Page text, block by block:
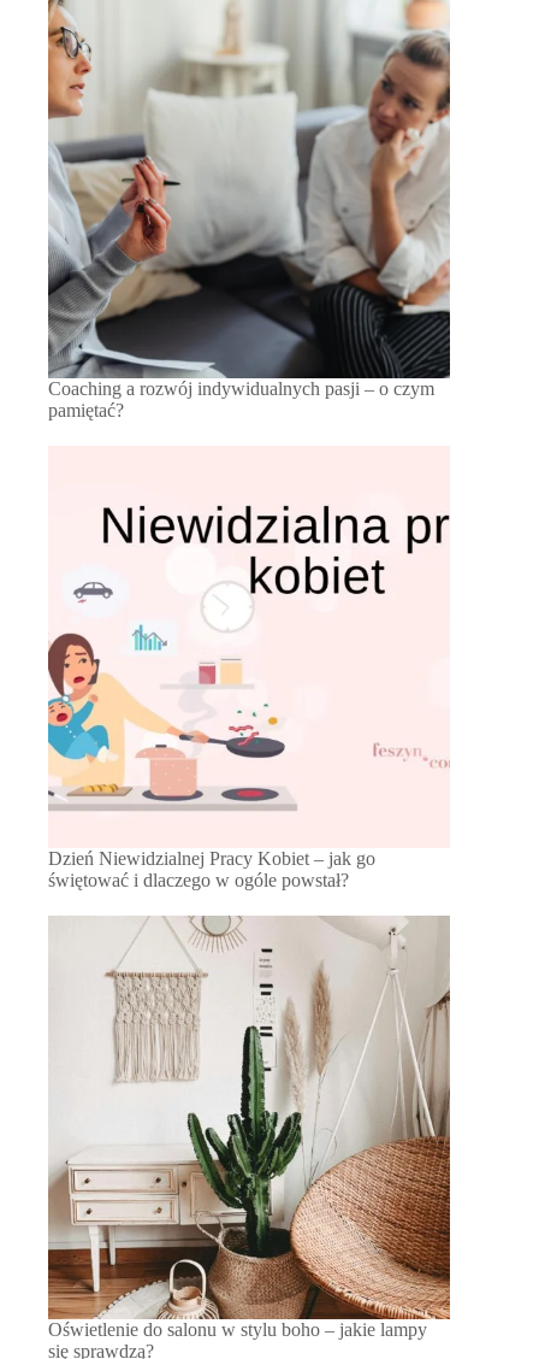
Coaching a rozwój indywidualnych pasji – o czym
pamiętać?
Dzień Niewidzialnej Pracy Kobiet – jak go
świętować i dlaczego w ogóle powstał?
Oświetlenie do salonu w stylu boho – jakie lampy
się sprawdzą?